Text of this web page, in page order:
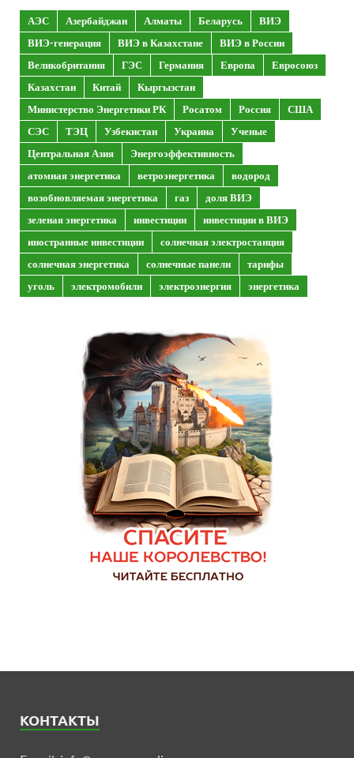
АЭС Азербайджан Алматы Беларусь
ВИЭ
ВИЭ-генерация
ВИЭ в Казахстане
ВИЭ в России
Великобритания
ГЭС Германия Европа
Евросоюз
Казахстан
Китай
Кыргызстан
Министерство Энергетики РК
Росатом Россия
США
СЭС
ТЭЦ Узбекистан Украина
Ученые
Центральная Азия
Энергоэффективность
атомная энергетика
ветроэнергетика
водород
возобновляемая энергетика
газ
доля ВИЭ
зеленая энергетика
инвестиции
инвестиции в ВИЭ
иностранные инвестиции
солнечная электростанция
солнечная энергетика
солнечные панели
тарифы
уголь
электромобили электроэнергия энергетика
КОНТАКТЫ